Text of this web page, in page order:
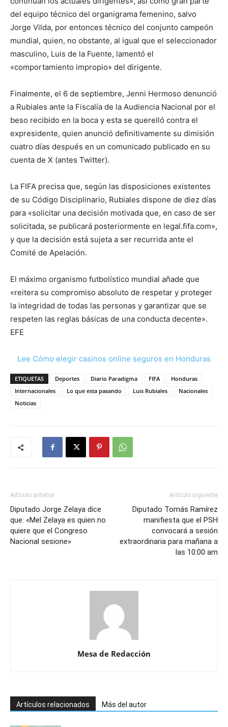
del equipo técnico del organigrama femenino, salvo
Jorge Vilda, por entonces técnico del conjunto campeón
mundial, quien, no obstante, al igual que el seleccionador
masculino, Luis de la Fuente, lamentó el
«comportamiento impropio» del dirigente.
Finalmente, el 6 de septiembre, Jenni Hermoso denunció
a Rubiales ante la Fiscalía de la Audiencia Nacional por el
beso recibido en la boca y esta se querelló contra el
expresidente, quien anunció definitivamente su dimisión
cuatro días después en un comunicado publicado en su
cuenta de X (antes Twitter).
La FIFA precisa que, según las disposiciones existentes
de su Código Disciplinario, Rubiales dispone de diez días
para «solicitar una decisión motivada que, en caso de ser
solicitada, se publicará posteriormente en legal.fifa.com»,
y que la decisión está sujeta a ser recurrida ante el
Comité de Apelación.
El máximo organismo futbolístico mundial añade que
«reitera su compromiso absoluto de respetar y proteger
la integridad de todas las personas y garantizar que se
respeten las reglas básicas de una conducta decente».
EFE
Lee Cómo elegir casinos online seguros en Honduras
ETIQUETAS Deportes Diario Paradigma FIFA
Honduras
Internacionales
Lo que esta pasando Luis Rubiales
Nacionales
Noticias
Artículo anterior
Diputado Jorge Zelaya dice
que: «Mel Zelaya es quien no
quiere que el Congreso
Nacional sesione»
Artículo siguiente
Diputado Tomás Ramírez
manifiesta que el PSH
convocará a sesión
extraordinaria para mañana a
las 10:00 am
Mesa de Redacción
Artículos relacionados Más del autor